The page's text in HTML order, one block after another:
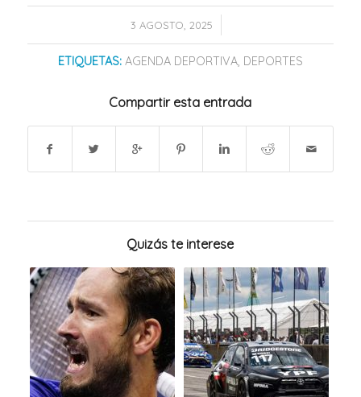
3 AGOSTO, 2025
/
ETIQUETAS: AGENDA DEPORTIVA, DEPORTES
Compartir esta entrada
Quizás te interese